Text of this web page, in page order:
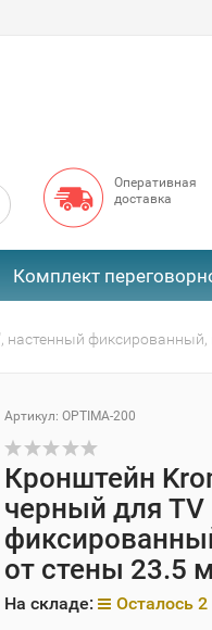
Оперативная
доставка
Комплект
Артикул: OPTIMA-200
Кронштейн
черный для TV
от стены 23.5
На складе: Осталось